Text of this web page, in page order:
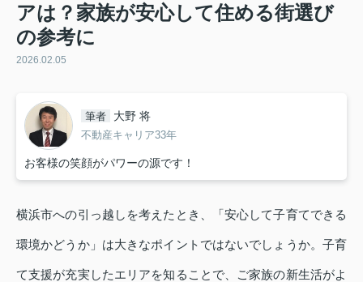
アは？家族が安心して住める街選び
の参考に
2026.02.05
筆者 大野 将
不動産キャリア33年
お客様の笑顔がパワーの源です！
横浜市への引っ越しを考えたとき、「安心して子育てできる
環境かどうか」は大きなポイントではないでしょうか。子育
て支援が充実したエリアを知ることで、ご家族の新生活がよ